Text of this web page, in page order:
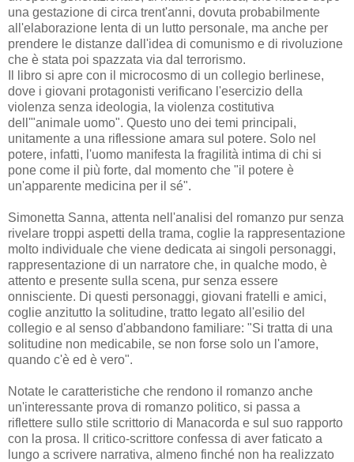
una gestazione di circa trent'anni, dovuta probabilmente
all'elaborazione lenta di un lutto personale, ma anche per
prendere le distanze dall'idea di comunismo e di rivoluzione
che è stata poi spazzata via dal terrorismo.
Il libro si apre con il microcosmo di un collegio berlinese,
dove i giovani protagonisti verificano l'esercizio della
violenza senza ideologia, la violenza costitutiva
dell'"animale uomo". Questo uno dei temi principali,
unitamente a una riflessione amara sul potere. Solo nel
potere, infatti, l'uomo manifesta la fragilità intima di chi si
pone come il più forte, dal momento che "il potere è
un'apparente medicina per il sé".
Simonetta Sanna, attenta nell'analisi del romanzo pur senza
rivelare troppi aspetti della trama, coglie la rappresentazione
molto individuale che viene dedicata ai singoli personaggi,
rappresentazione di un narratore che, in qualche modo, è
attento e presente sulla scena, pur senza essere
onnisciente. Di questi personaggi, giovani fratelli e amici,
coglie anzitutto la solitudine, tratto legato all'esilio del
collegio e al senso d'abbandono familiare: "Si tratta di una
solitudine non medicabile, se non forse solo un l'amore,
quando c'è ed è vero".
Notate le caratteristiche che rendono il romanzo anche
un'interessante prova di romanzo politico, si passa a
riflettere sullo stile scrittorio di Manacorda e sul suo rapporto
con la prosa. Il critico-scrittore confessa di aver faticato a
lungo a scrivere narrativa, almeno finché non ha realizzato